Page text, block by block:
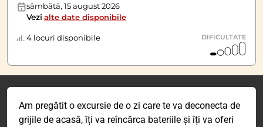
sâmbătă, 15 august 2026
Vezi alte date disponibile
4 locuri disponibile DIFICULTATE
Am pregătit o excursie de o zi care te va deconecta de
grijile de acasă, îți va reîncărca bateriile și îți va oferi